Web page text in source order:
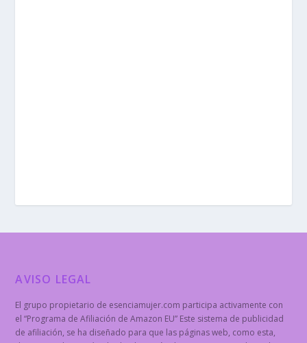
AVISO LEGAL
El grupo propietario de esenciamujer.com participa activamente con
el “Programa de Afiliación de Amazon EU” Este sistema de publicidad
de afiliación, se ha diseñado para que las páginas web, como esta,